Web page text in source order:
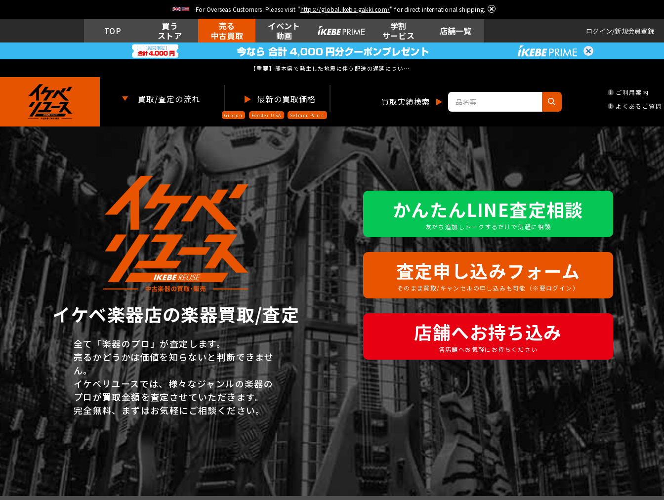
For Overseas Customers: Please visit "https://global.ikebe-gakki.com/" for direct international shipping.
TOP
買う
ストア
売る
中古買取
イベント
動画
学割
サービス
店舗一覧 ログイン 新規会員登録
【重要】熊本県で発生した地震に伴う配送の遅延について(
買取/査定の流れ ▶ 最新の買取価格
Gibson Fender USA Selmer Paris
買取実績検索 ▶
ご利用案内
よくあるご質問
イケベ楽器店の楽器買取/査定
全て「楽器のプロ」が査定します。
売るかどうかは価値を知らないと判断できませ
ん。
イケベリユースでは、様々なジャンルの楽器の
プロが買取金額を査定させていただきます。
完全無料、まずはお気軽にご相談ください。
かんたんLINE査定相談
友だち追加しトークするだけで気軽に相談
査定申し込みフォーム
そのまま買取/キャンセルの申し込みも可能（※要ログイン）
店舗へお持ち込み
各店舗へお気軽にお持ちください